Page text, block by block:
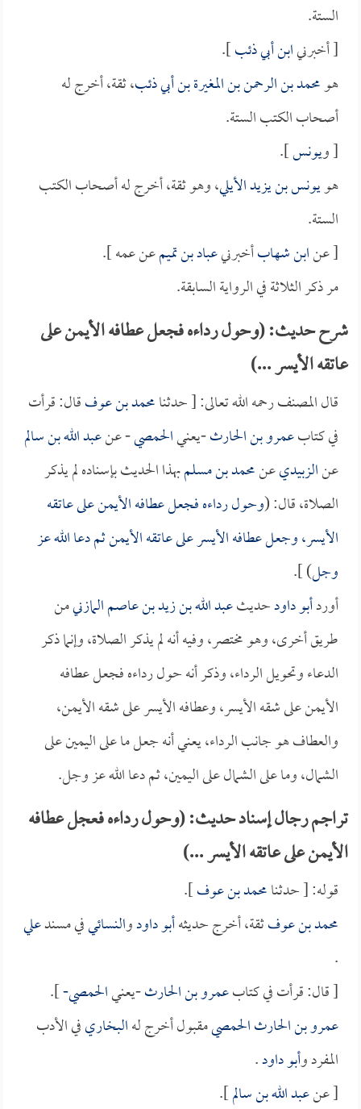
الستة.
[ أخبرنيابن أبي ذئب].
هومحمد بن الرحمن بن المغيرة بن أبي ذئب، ثقة، أخرج له
أصحاب الكتب الستة.
[ ويونس].
هويونس بن يزيد الأيلي، وهو ثقة، أخرج له أصحاب الكتب
الستة.
[ عنابن شهابأخبرنيعباد بن تميمعن عمه ].
مر ذكر الثلاثة في الرواية السابقة.
شرح حديث: (وحول رداءه فجعل عطافه الأيمن على
عاتقه الأيسر ...)
قال المصنف رحمه الله تعالى: [ حدثنامحمد بن عوفقال: قرأت
في كتابعمرو بن الحارث-يعنيالحمصي- عنعبد الله بن سالم
عنالزبيديعنمحمد بن مسلمبهذا الحديث بإسناده لم يذكر
الصلاة، قال: (وحول رداءه فجعل عطافه الأيمن على عاتقه
الأيسر، وجعل عطافه الأيسر على عاتقه الأيمن ثم دعا الله عز
وجل) ].
أوردأبو داودحديثعبد الله بن زيد بن عاصم المازنيمن
طريق أخرى، وهو مختصر، وفيه أنه لم يذكر الصلاة، وإنما ذكر
الدعاء وتحويل الرداء، وذكر أنه حول رداءه فجعل عطافه
الأيمن على شقه الأيسر، وعطافه الأيسر على شقه الأيمن،
والعطاف هو جانب الرداء، يعني أنه جعل ما على اليمين على
الشمال، وما على الشمال على اليمين، ثم دعا الله عز وجل.
تراجم رجال إسناد حديث: (وحول رداءه فعجل عطافه
الأيمن على عاتقه الأيسر ...)
قوله: [ حدثنامحمد بن عوف].
محمد بن عوفثقة، أخرج حديثهأبو داودوالنسائيفي مسندعلي
.
[ قال: قرأت في كتابعمرو بن الحارث-يعنيالحمصي-].
عمرو بن الحارث الحمصيمقبول أخرج لهالبخاريفي الأدب
المفرد وأبو داود.
[ عنعبد الله بن سالم].